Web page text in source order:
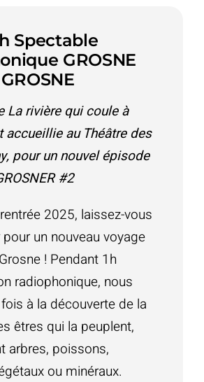
Spectable
GROSNE
La rivière qui coule à
accueillie au Théâtre des
pour un nouvel épisode
#2
2025, laissez-vous
un nouveau voyage
! Pendant 1h
radiophonique, nous
à la découverte de la
êtres qui la peuplent,
arbres, poissons,
ou minéraux.